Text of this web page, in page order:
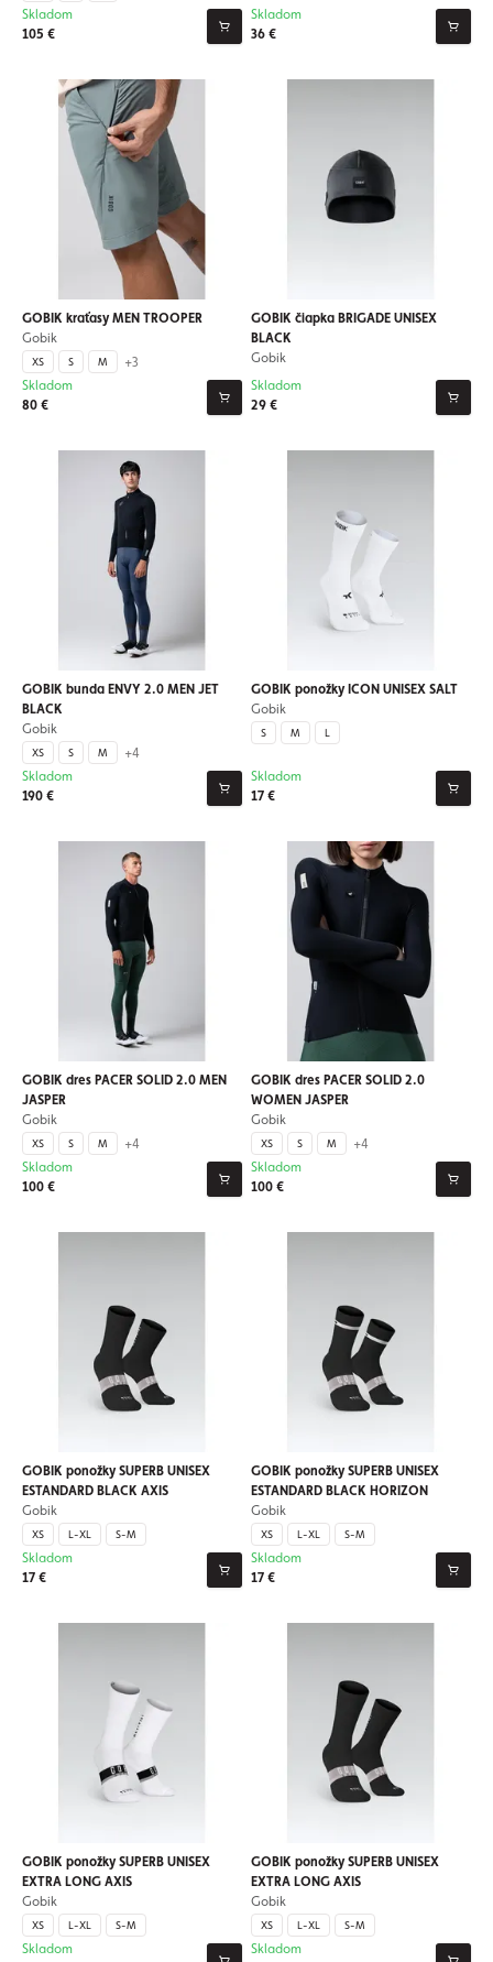
105 €
Skladom
36 €
Skladom
GOBIK kraťasy MEN TROOPER
Gobik
XS S M +3
80 €
Skladom
GOBIK čiapka BRIGADE UNISEX
BLACK
Gobik
29 €
Skladom
GOBIK bunda ENVY 2.0 MEN JET
BLACK
Gobik
XS S M +4
190 €
Skladom
GOBIK ponožky ICON UNISEX SALT
Gobik
S M L
17 €
Skladom
GOBIK dres PACER SOLID 2.0 MEN
JASPER
Gobik
XS S M +4
100 €
Skladom
GOBIK dres PACER SOLID 2.0
WOMEN JASPER
Gobik
XS S M +4
100 €
Skladom
GOBIK ponožky SUPERB UNISEX
ESTANDARD BLACK AXIS
Gobik
XS L-XL S-M
17 €
Skladom
GOBIK ponožky SUPERB UNISEX
ESTANDARD BLACK HORIZON
Gobik
XS L-XL S-M
17 €
Skladom
GOBIK ponožky SUPERB UNISEX
EXTRA LONG AXIS
Gobik
XS L-XL S-M
Skladom
GOBIK ponožky SUPERB UNISEX
EXTRA LONG AXIS
Gobik
XS L-XL S-M
Skladom